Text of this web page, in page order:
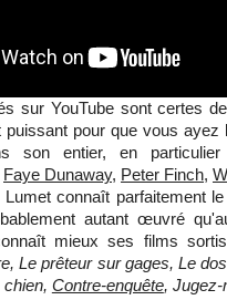
sur YouTube sont certes
pour que vous ayez
son entier, en
Faye Dunaway, Peter Finch,
connaît parfaitement
autant œuvré
mieux ses films
Le prêteur sur gages, Le
Contre-enquête, Jugez-